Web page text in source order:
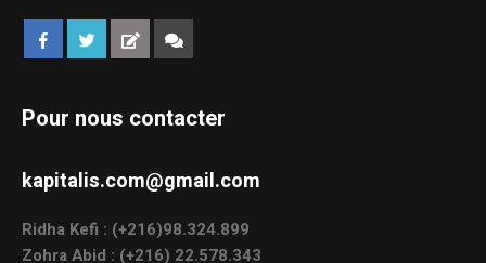
Pour nous contacter
kapitalis.com@gmail.com
Ridha Kefi : (+216)98.324.899
Zohra Abid : (+216) 22.578.343